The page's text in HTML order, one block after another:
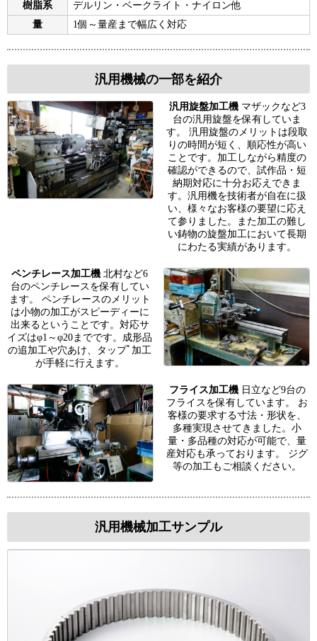
樹脂系
デルリン・ベークライト・ナイロン他
量
1個～量産まで幅広く対応
汎用機械の一部を紹介
汎用旋盤加工機マザックなど3
台の汎用旋盤を保有していま
す。 汎用旋盤のメリットは段取
りの時間が短く、順応性が高い
ことです。加工しながら精度の
確認ができるので、試作品・短
納期対応に十分お応えできま
す。汎用機を技術者が自在に扱
い、様々なお客様の要望に応え
て参りました。また加工の難し
い鋳物の旋盤加工において長期
にわたる実績があります。
ペンチレース加工機 北村など6
台のペンチレースを保有してい
ます。 ペンチレースのメリット
は小物の加工がスピーディーに
出来るということです。対応サ
イズはφ1～φ20までです。成形品
の追加工や穴あけ、タップﾟ加工
が手軽に行えます。
フライス加工機日立など9台の
フライスを保有しています。 お
客様の要求する寸法・形状を、
多種実現させてきました。小
量・多品種の対応が可能で、量
産対応も承っております。 ジグ
等の加工もご相談ください。
汎用機械加工サンプル